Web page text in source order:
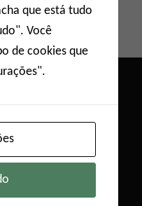
que está tudo
Você
de cookies que